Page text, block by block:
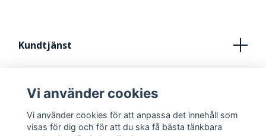
Kundtjänst
Kontakt
FRÅN IDÈ TILL STUDIO
Vi använder cookies
Vi använder cookies för att anpassa det innehåll som
visas för dig och för att du ska få bästa tänkbara